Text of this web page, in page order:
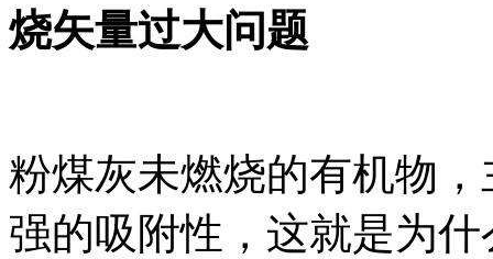
烧矢量过大问题
粉煤灰未燃烧的有机物
强的吸附性，这就是为